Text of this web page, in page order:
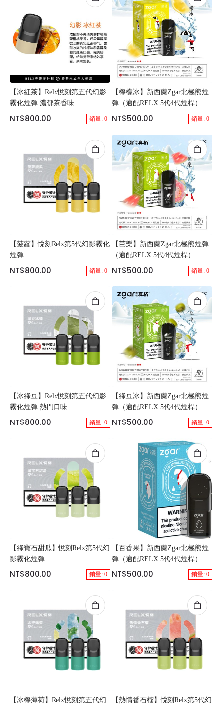
【冰紅茶】Relx悅刻第五代幻影
霧化煙彈 濃郁茶香味
NT$800.00 銷量: 0
【檸檬冰】新西蘭Zgar北極熊煙
彈（適配RELX 5代4代煙桿）
NT$500.00 銷量: 0
【菠蘿】悅刻Relx第5代幻影霧化
煙彈
NT$800.00 銷量: 0
【芭樂】新西蘭Zgar北極熊煙彈
（適配RELX 5代4代煙桿）
NT$500.00 銷量: 0
【冰綠豆】Relx悅刻第五代幻影
霧化煙彈 熱門口味
NT$800.00 銷量: 0
【綠豆冰】新西蘭Zgar北極熊煙
彈（適配RELX 5代4代煙桿）
NT$500.00 銷量: 0
【綠寶石甜瓜】悅刻Relx第5代幻
影霧化煙彈
NT$800.00 銷量: 0
【百香果】新西蘭Zgar北極熊煙
彈（適配RELX 5代4代煙桿）
NT$500.00 銷量: 0
【冰檸薄荷】Relx悅刻第五代幻
【熱情番石榴】悅刻Relx第5代幻